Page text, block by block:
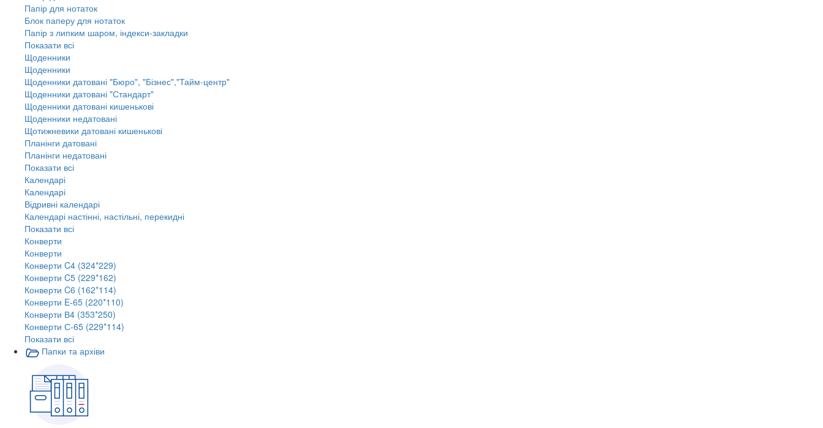
Папір для нотаток
Блок паперу для нотаток
Папір з липким шаром, індекси-закладки
Показати всі
Щоденники
Щоденники
Щоденники датовані "Бюро", "Бізнес","Тайм-центр"
Щоденники датовані "Стандарт"
Щоденники датовані кишенькові
Щоденники недатовані
Щотижневики датовані кишенькові
Планінги датовані
Планінги недатовані
Показати всі
Календарі
Календарі
Відривні календарі
Календарі настінні, настільні, перекидні
Показати всі
Конверти
Конверти
Конверти C4 (324*229)
Конверти C5 (229*162)
Конверти C6 (162*114)
Конверти E-65 (220*110)
Конверти В4 (353*250)
Конверти С-65 (229*114)
Показати всі
Папки та архіви